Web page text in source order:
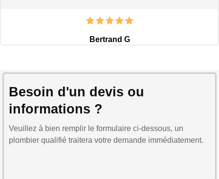
Bertrand G
Besoin d'un devis ou
informations ?
Veuillez à bien remplir le formulaire ci-dessous, un
plombier qualifié traitera votre demande immédiatement.